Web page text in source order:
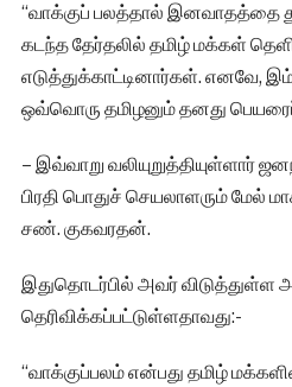
“வாக்குப் பலத்தால் இனவாதத்தை
கடந்த தேர்தலில் தமிழ் மக்கள்
எடுத்துக்காட்டினார்கள். எனவே,
ஒவ்வொரு தமிழனும் தனது
– இவ்வாறு
பிரதி பொதுச் செயலாளரும் மேல்
சண். குகவரதன்.
இதுதொடர்பில் அவர் விடுத்துள்ள
தெரிவிக்கப்பட்டுள்ளதாவது:-
“வாக்குப்பலம் என்பது தமிழ்